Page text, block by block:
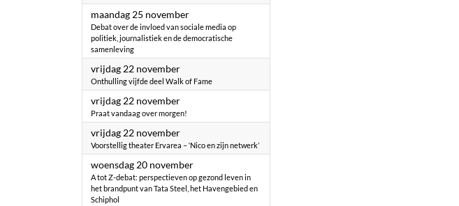
maandag 25 november2024
Debat over de invloed van sociale media op
politiek, journalistiek en de democratische
samenleving
vrijdag 22 november2024
Onthulling vijfde deel Walk of Fame
vrijdag 22 november2024
Praat vandaag over morgen!
vrijdag 22 november2024
Voorstellig theater Ervarea – ‘Nico en zijn netwerk’
woensdag 20 november2024
A tot Z-debat: perspectieven op gezond leven in
het brandpunt van Tata Steel, het Havengebied en
Schiphol